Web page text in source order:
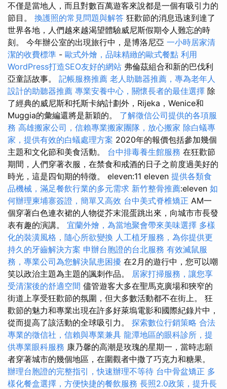
不僅是當地人，而且對數百萬遊客來說都是一個有吸引力的
節目。 換護照的常見問題與解答 狂歡節的消息迅速到達了
世界各地，人們越來越渴望體驗威尼斯假期令人難忘的時
刻。 今年辦公室的出現旅行中，是博洛尼亞 一小時居家清
潔的收費標準 - 歐式外燴，品味精緻的歐式餐點 利用
WordPress打造SEO友好的網站 弗倫茲組合和新的巴伐利
亞童話故事。 記帳服務推薦 老人助聽器推薦，專為老年人
設計的助聽器推薦 專業安養中心，關懷長者的最佳選擇 除
了經典的威尼斯和托斯卡納計劃外，Rijeka，Wenice和
Muggia的彙編還將是新穎的。 了解徵信公司提供的各項服
務 高雄搬家公司，信賴專業搬家團隊，放心搬家 除白蟻專
家，提供有效的白蟻處理方案 2020年的報價包括參加幾個
主題和文化節和美食活動。 台中排毒養生館服務 在狂歡節
期間，人們穿著衣服，在禁食和戒酒的日子之前度過美好的
時光，這是四旬期的特徵。 eleven:11 eleven 提供各類食
品機械，滿足餐飲行業的多元需求 新竹整骨推薦:eleven 如
何辦理柬埔寨簽證，簡單又高效 台中美式脊椎矯正 AM一
個穿著白色連衣裙的人物從芥末混蛋跳出來，向城市市長發
表有趣的演講。 宜蘭外燴，為當地聚會帶來美味選擇 多樣
化的裝潢風格，隨心所欲變換 人工植牙服務，為你提供更
持久的牙齒解決方案 申辦台胞證的台北服務 有效滅鼠服
務，專業公司為您解決鼠患困擾 在2月的遊行中，您可以嘲
笑以政治主題為主題的諷刺作品。 居家打掃服務，讓您享
受清潔後的舒適空間 儘管遊客大多在聖馬克廣場和狹窄的
街道上享受狂歡節的氛圍，但大多數活動都不在街上。 狂
歡節的魅力和專業出現在許多好萊塢電影和國際紀錄片中，
從而提高了該活動的全球吸引力。 探索數位行銷策略 合法
專業的徵信社，信賴與專業兼具 龍潭地區的眼科診所，提
供專業眼科服務 康乃馨的高潮是玫瑰的星期一，當時志願
者穿著城市的幾個地區，在圍觀者中撒了巧克力和糖果。
辦理台胞證的完整指引，快速辦理不等待 台中骨盆矯正 多
樣化餐盒選擇，方便快捷的餐飲服務 長照2.0政策，提升長